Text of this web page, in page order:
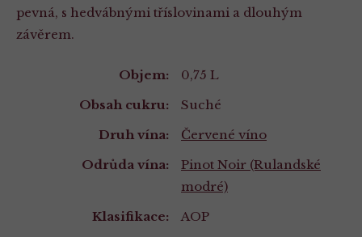
pevná, s hedvábnými tříslovinami a dlouhým
závěrem.
Objem:
0,75 L
Obsah cukru:
Suché
Druh vína:
Červené víno
Odrůda vína:
Pinot Noir (Rulandské
modré)
Klasifikace:
AOP